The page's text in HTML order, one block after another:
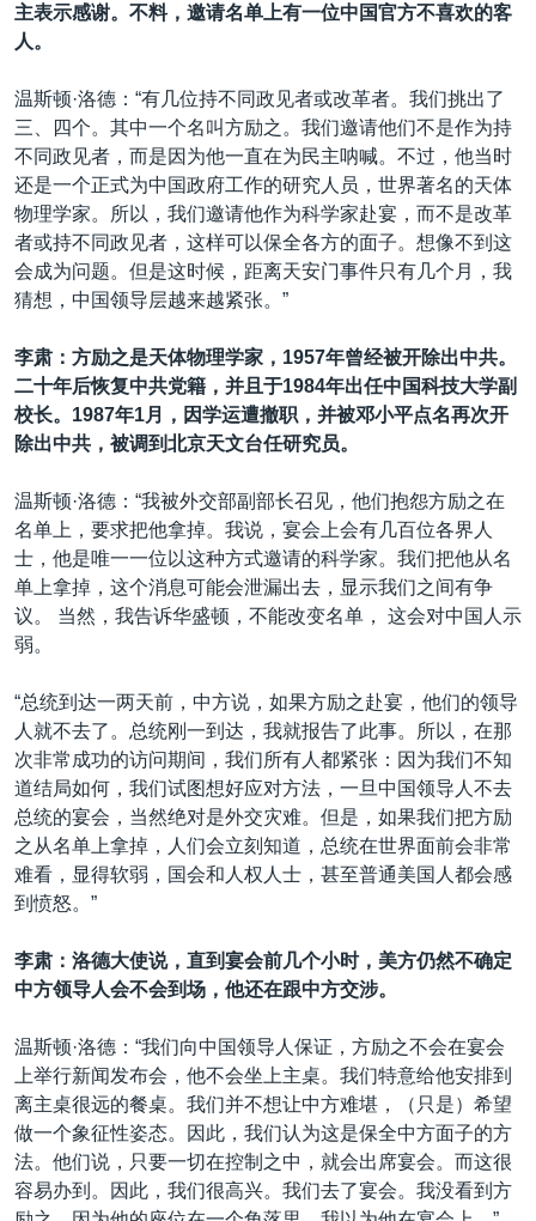
主表示感谢。不料，邀请名单上有一位中国官方不喜欢的客
人。
温斯顿·洛德：“有几位持不同政见者或改革者。我们挑出了
三、四个。其中一个名叫方励之。我们邀请他们不是作为持
不同政见者，而是因为他一直在为民主呐喊。不过，他当时
还是一个正式为中国政府工作的研究人员，世界著名的天体
物理学家。所以，我们邀请他作为科学家赴宴，而不是改革
者或持不同政见者，这样可以保全各方的面子。想像不到这
会成为问题。但是这时候，距离天安门事件只有几个月，我
猜想，中国领导层越来越紧张。”
李肃：方励之是天体物理学家，1957年曾经被开除出中共。
二十年后恢复中共党籍，并且于1984年出任中国科技大学副
校长。 1987年1月，因学运遭撤职，并被邓小平点名再次开
除出中共，被调到北京天文台任研究员。
温斯顿·洛德：“我被外交部副部长召见，他们抱怨方励之在
名单上，要求把他拿掉。我说，宴会上会有几百位各界人
士，他是唯一一位以这种方式邀请的科学家。我们把他从名
单上拿掉，这个消息可能会泄漏出去，显示我们之间有争
议。 当然，我告诉华盛顿，不能改变名单， 这会对中国人示
弱。
“总统到达一两天前，中方说，如果方励之赴宴，他们的领导
人就不去了。总统刚一到达，我就报告了此事。所以，在那
次非常成功的访问期间，我们所有人都紧张：因为我们不知
道结局如何，我们试图想好应对方法，一旦中国领导人不去
总统的宴会，当然绝对是外交灾难。但是，如果我们把方励
之从名单上拿掉，人们会立刻知道，总统在世界面前会非常
难看，显得软弱，国会和人权人士，甚至普通美国人都会感
到愤怒。”
李肃：洛德大使说，直到宴会前几个小时，美方仍然不确定
中方领导人会不会到场，他还在跟中方交涉。
温斯顿·洛德：“我们向中国领导人保证，方励之不会在宴会
上举行新闻发布会，他不会坐上主桌。我们特意给他安排到
离主桌很远的餐桌。我们并不想让中方难堪，（只是）希望
做一个象征性姿态。因此，我们认为这是保全中方面子的方
法。他们说，只要一切在控制之中，就会出席宴会。而这很
容易办到。因此，我们很高兴。我们去了宴会。我没看到方